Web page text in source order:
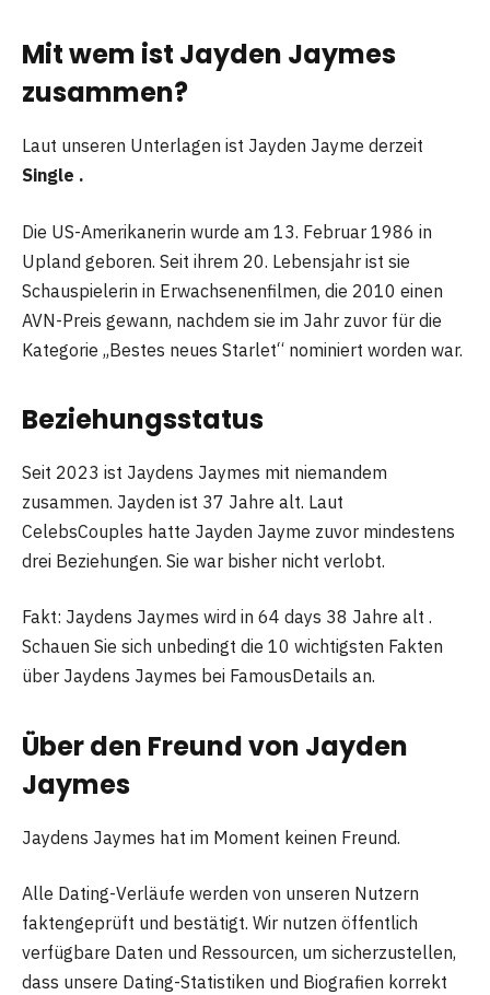
Mit wem ist Jayden Jaymes
zusammen?
Laut unseren Unterlagen ist Jayden Jayme derzeit
Single .
Die US-Amerikanerin wurde am 13. Februar 1986 in
Upland geboren. Seit ihrem 20. Lebensjahr ist sie
Schauspielerin in Erwachsenenfilmen, die 2010 einen
AVN-Preis gewann, nachdem sie im Jahr zuvor für die
Kategorie „Bestes neues Starlet“ nominiert worden war.
Beziehungsstatus
Seit 2023 ist Jaydens Jaymes mit niemandem
zusammen. Jayden ist 37 Jahre alt. Laut
CelebsCouples hatte Jayden Jayme zuvor mindestens
drei Beziehungen. Sie war bisher nicht verlobt.
Fakt: Jaydens Jaymes wird in 64 days 38 Jahre alt .
Schauen Sie sich unbedingt die 10 wichtigsten Fakten
über Jaydens Jaymes bei FamousDetails an.
Über den Freund von Jayden
Jaymes
Jaydens Jaymes hat im Moment keinen Freund.
Alle Dating-Verläufe werden von unseren Nutzern
faktengeprüft und bestätigt. Wir nutzen öffentlich
verfügbare Daten und Ressourcen, um sicherzustellen,
dass unsere Dating-Statistiken und Biografien korrekt